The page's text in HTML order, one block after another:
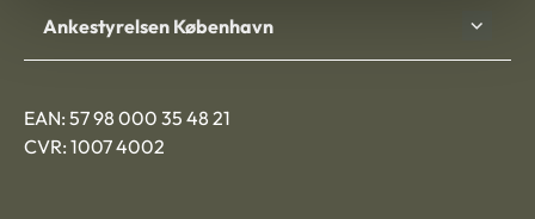
Ankestyrelsen København
EAN: 57 98 000 35 48 21
CVR: 1007 4002